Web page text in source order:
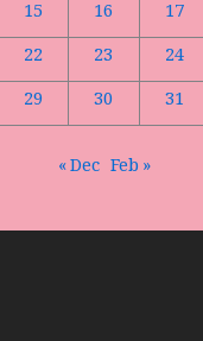
15 16 17
22 23 24
29 30 31
« Dec Feb »